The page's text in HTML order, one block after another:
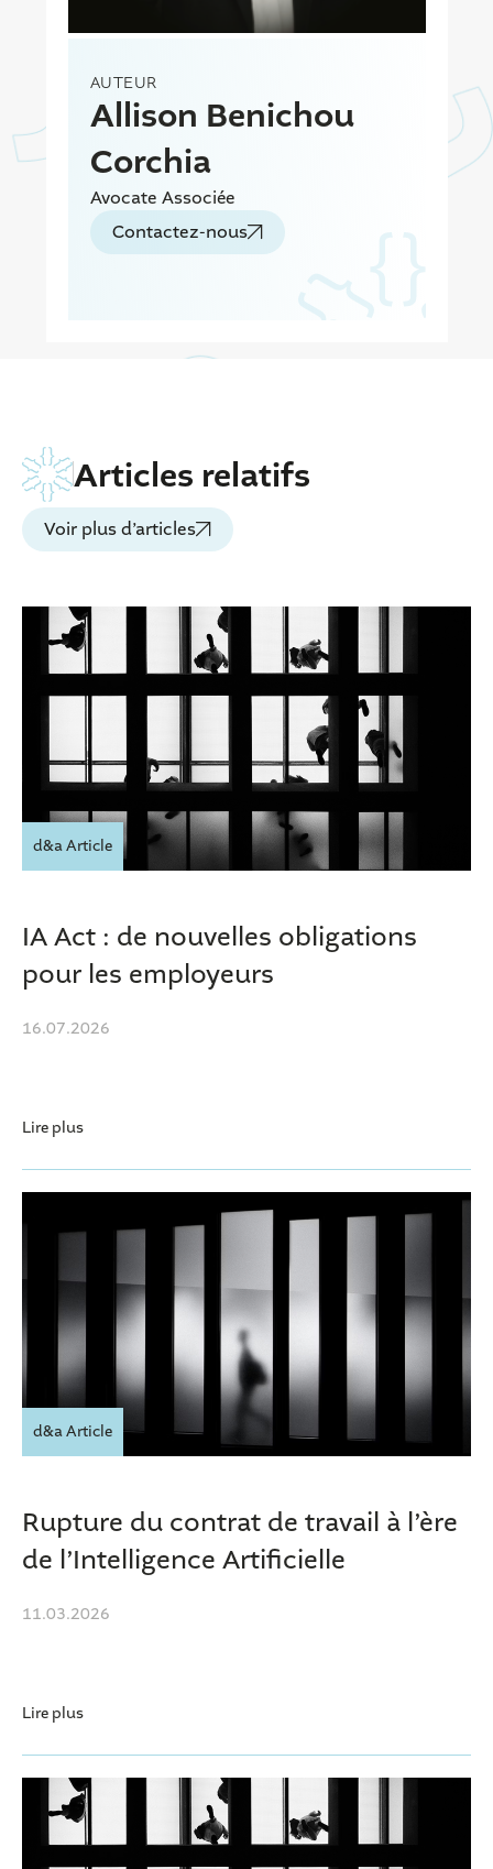
AUTEUR
Allison Benichou
Corchia
Avocate Associée
Contactez-nous
Articles relatifs
Voir plus d’articles
d&a Article
IA Act : de nouvelles obligations
pour les employeurs
16.07.2026
Lire plus
d&a Article
Rupture du contrat de travail à l’ère
de l’Intelligence Artificielle
11.03.2026
Lire plus